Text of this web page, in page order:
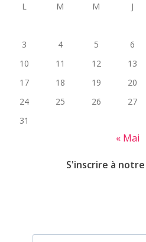
L
M M J
3
4 5 6
10
11 12 13
17
18 19 20
24
25 26 27
31
« Mai
S'inscrire à